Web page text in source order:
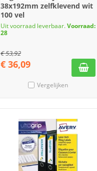
38x192mm zelfklevend wit
100 vel
Uit voorraad leverbaar.Voorraad:
28
€53,92
€ 36,09
Vergelijken